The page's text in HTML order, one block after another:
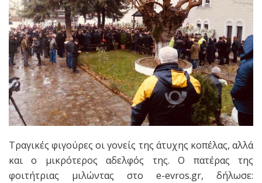
Τραγικές φιγούρες οι γονείς της άτυχης κοπέλας, αλλά
και ο μικρότερος αδελφός της. Ο πατέρας της
φοιτήτριας μιλώντας στο e-evros.gr, δήλωσε: